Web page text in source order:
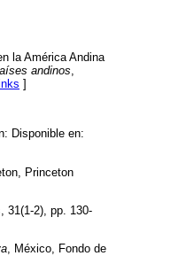
la América Andina
andinos
]
Disponible en:
Princeton
31(1-2), pp. 130-
, México, Fondo de